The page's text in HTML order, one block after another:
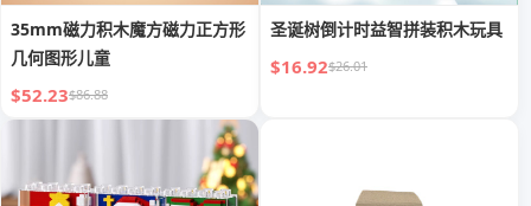
35mm磁力积木魔方磁力正方形
几何图形儿童
$52.23$86.88
圣诞树倒计时益智拼装积木玩具
$16.92$26.01